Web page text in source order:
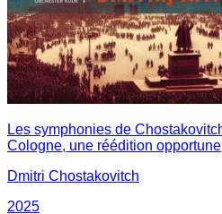
Les symphonies de
Cologne, une réédition opportune
Dmitri Chostakovitch
2025